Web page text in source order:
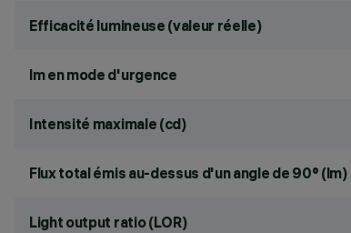
Efficacité lumineuse (valeur réelle)
lm en mode d'urgence
Intensité maximale (cd)
Flux total émis au-dessus d'un angle de 90° (lm)
Light output ratio (LOR)